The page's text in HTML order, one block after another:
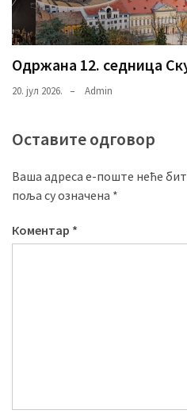
Одржана 12. седница
20. јул 2026. Admin
Оставите одговор
Ваша адреса е-поште неће
поља су означена *
Коментар *